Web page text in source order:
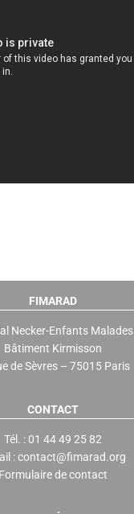
FIMARAD
Necker-Enfants Malades
Bâtiment Kirmisson
de Sèvres – 75015 Paris
CONTACT
Tél. : 01 44 49 25 82
: contact@fimarad.org
Formulaire de contact